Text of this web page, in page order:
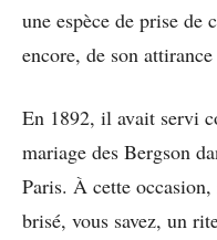
une espèce de prise de
encore, de son
En 1892, il avait servi
mariage des Bergson
Paris. À cette
brisé, vous savez, un